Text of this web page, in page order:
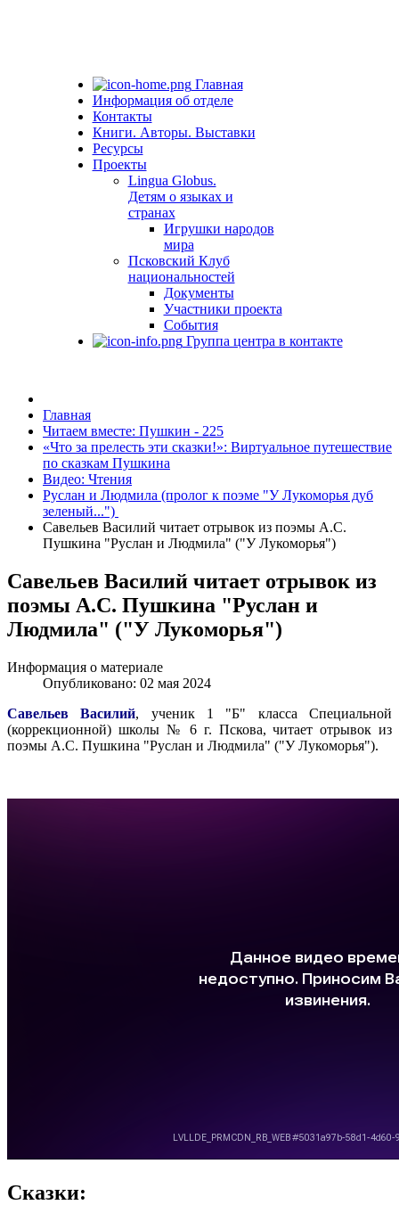
Главная
Информация об отделе
Контакты
Книги. Авторы. Выставки
Ресурсы
Проекты
Lingua Globus.
Детям о языках и
странах
Игрушки народов
мира
Псковский Клуб
национальностей
Документы
Участники проекта
События
Группа центра в контакте
Главная
Читаем вместе: Пушкин - 225
«Что за прелесть эти сказки!»: Виртуальное путешествие
по сказкам Пушкина
Видео: Чтения
Руслан и Людмила (пролог к поэме "У Лукоморья дуб
зеленый...")
Савельев Василий читает отрывок из поэмы А.С.
Пушкина "Руслан и Людмила" ("У Лукоморья")
Савельев Василий читает отрывок из
поэмы А.С. Пушкина "Руслан и
Людмила" ("У Лукоморья")
Информация о материале
Опубликовано: 02 мая 2024
Савельев Василий, ученик 1 "Б" класса Специальной
(коррекционной) школы № 6 г. Пскова, читает отрывок из
поэмы А.С. Пушкина "Руслан и Людмила" ("У Лукоморья").
Сказки: